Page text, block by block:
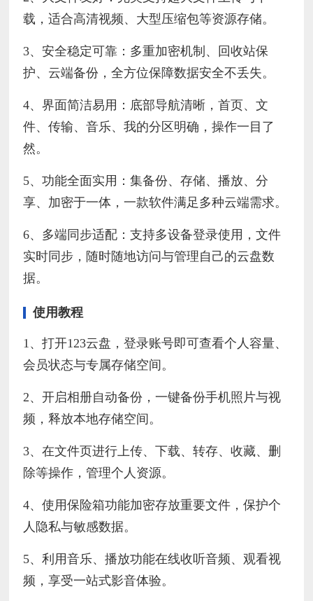
载，适合高清视频、大型压缩包等资源存储。
3、安全稳定可靠：多重加密机制、回收站保
护、云端备份，全方位保障数据安全不丢失。
4、界面简洁易用：底部导航清晰，首页、文
件、传输、音乐、我的分区明确，操作一目了
然。
5、功能全面实用：集备份、存储、播放、分
享、加密于一体，一款软件满足多种云端需求。
6、多端同步适配：支持多设备登录使用，文件
实时同步，随时随地访问与管理自己的云盘数
据。
使用教程
1、打开123云盘，登录账号即可查看个人容量、
会员状态与专属存储空间。
2、开启相册自动备份，一键备份手机照片与视
频，释放本地存储空间。
3、在文件页进行上传、下载、转存、收藏、删
除等操作，管理个人资源。
4、使用保险箱功能加密存放重要文件，保护个
人隐私与敏感数据。
5、利用音乐、播放功能在线收听音频、观看视
频，享受一站式影音体验。